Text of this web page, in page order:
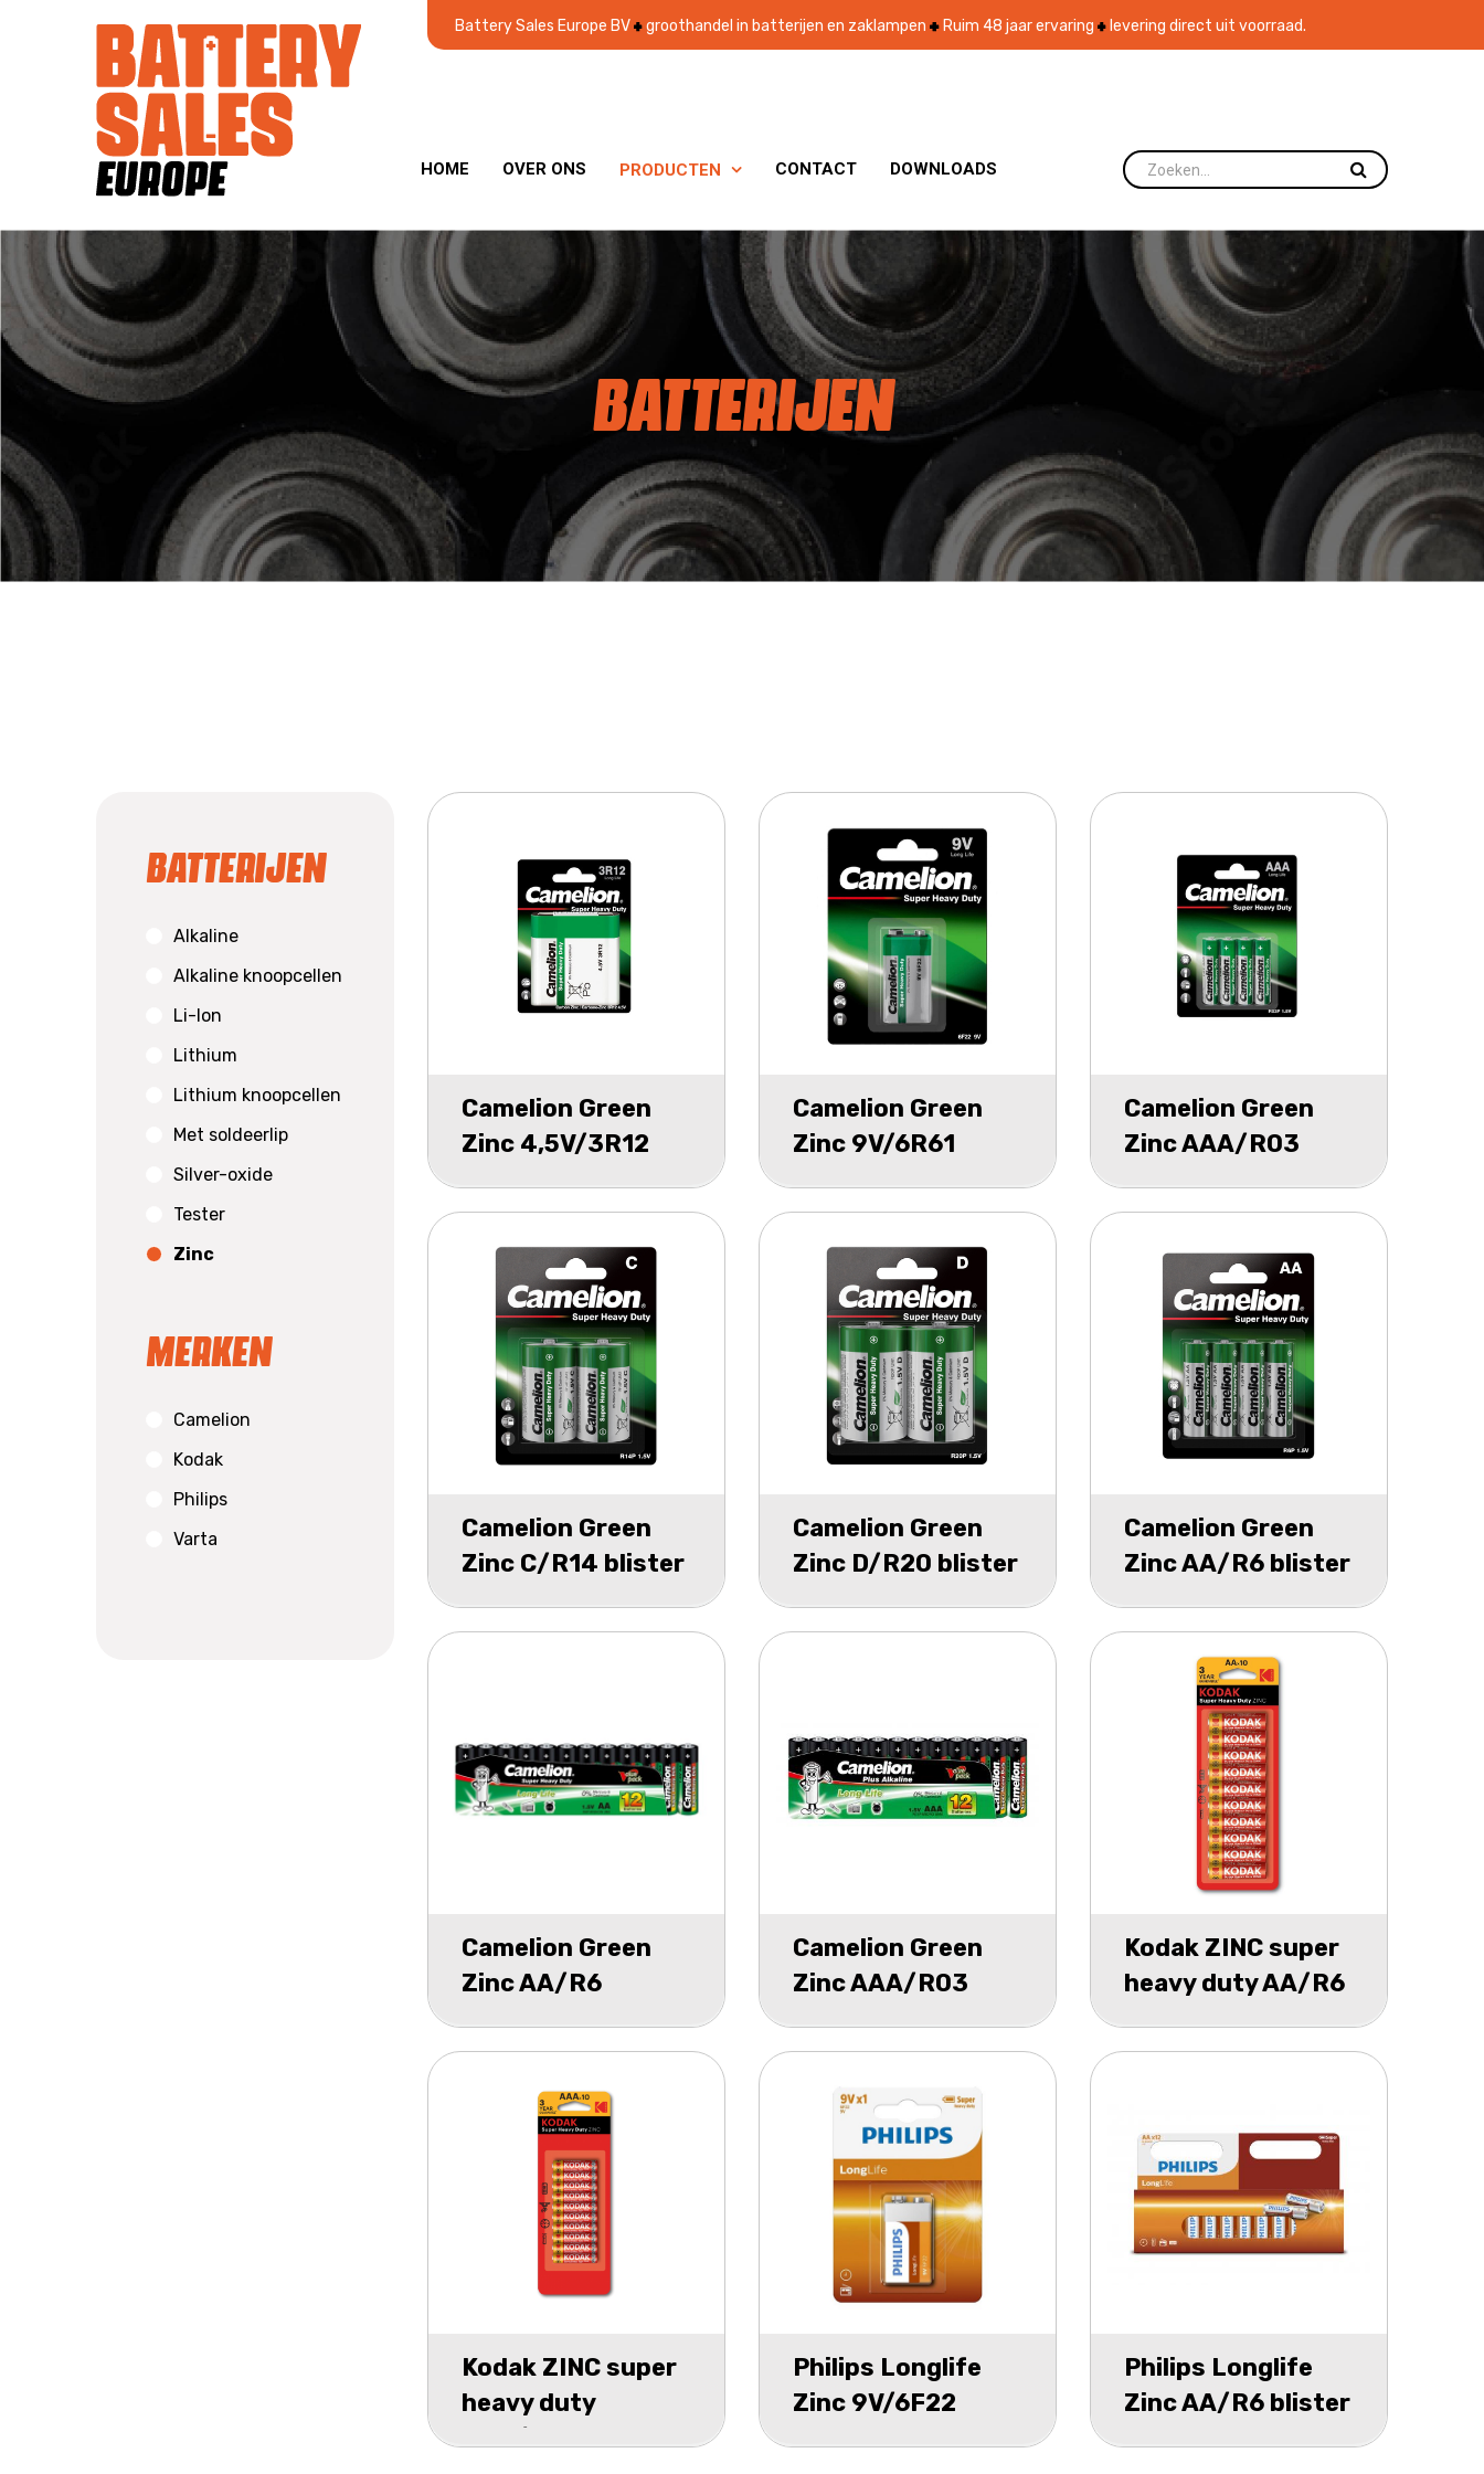
Battery Sales Europe BV groothandel in batterijen en zaklampen Ruim 48 jaar ervaring levering direct uit voorraad.
HOME OVER ONS PRODUCTEN  CONTACT DOWNLOADS
BATTERIJEN
Camelion Green
Zinc 4,5V/3R12
Camelion Green
Zinc 9V/6R61
Camelion Green
Zinc AAA/R03
Camelion Green
Zinc C/R14 blister
Camelion Green
Zinc D/R20 blister
Camelion Green
Zinc AA/R6 blister
Camelion Green
Zinc AA/R6
Camelion Green
Zinc AAA/R03
Kodak ZINC super
heavy duty AA/R6
Kodak ZINC super
heavy duty
Philips Longlife
Zinc 9V/6F22
Philips Longlife
Zinc AA/R6 blister
Batterijen
Alkaline
Alkaline knoopcellen
Li-Ion
Lithium
Lithium knoopcellen
Met soldeerlip
Silver-oxide
Tester
Zinc
Merken
Camelion
Kodak
Philips
Varta